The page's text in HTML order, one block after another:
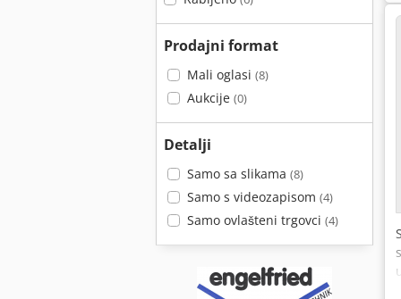
Prodajni format
Mali oglasi (8)
Aukcije (0)
Detalji
Samo sa slikama (8)
Samo s videozapisom (4)
Samo ovlašteni trgovci (4)